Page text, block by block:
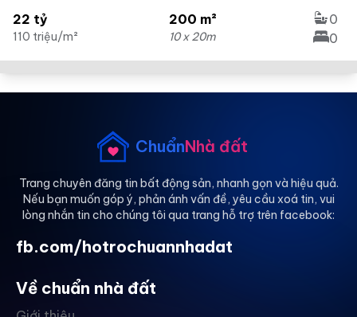
22 tỷ
110 triệu/m²
200 m²
10 x 20m
0
0
ChuẩnNhà đất
Trang chuyên đăng tin bất động sản, nhanh gọn và hiệu quả.
Nếu bạn muốn góp ý, phản ánh vấn đề, yêu cầu xoá tin, vui
lòng nhắn tin cho chúng tôi qua trang hỗ trợ trên facebook:
fb.com/hotrochuannhadat
Về chuẩn nhà đất